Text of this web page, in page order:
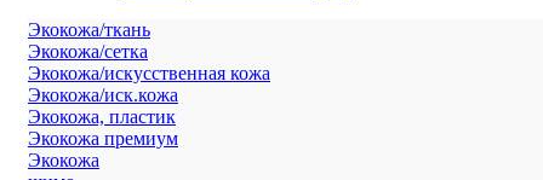
Экокожа/ткань
Экокожа/сетка
Экокожа/искусственная кожа
Экокожа/иск.кожа
Экокожа, пластик
Экокожа премиум
Экокожа